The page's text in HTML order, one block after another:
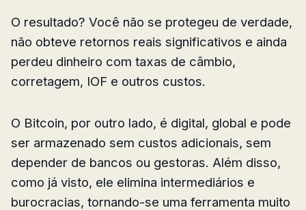
O resultado? Você não se protegeu de verdade,
não obteve retornos reais significativos e ainda
perdeu dinheiro com taxas de câmbio,
corretagem, IOF e outros custos.
O Bitcoin, por outro lado, é digital, global e pode
ser armazenado sem custos adicionais, sem
depender de bancos ou gestoras. Além disso,
como já visto, ele elimina intermediários e
burocracias, tornando-se uma ferramenta muito